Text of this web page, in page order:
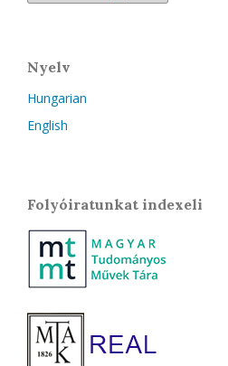
Nyelv
Hungarian
English
Folyóiratunkat indexeli